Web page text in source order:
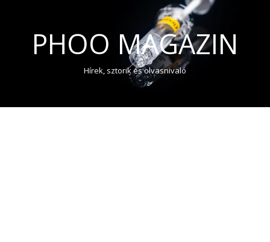
PHOO MAGAZIN
Hírek, sztorik és olvasnivaló